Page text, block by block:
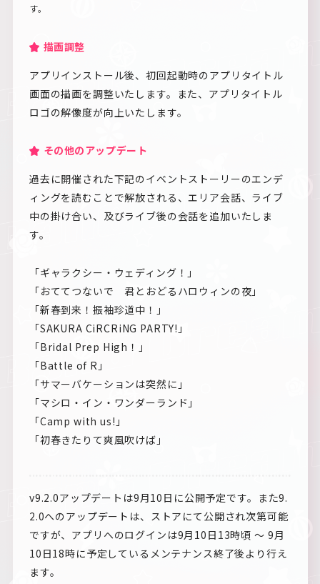
す。
描画調整
アプリインストール後、初回起動時のアプリタイトル
画面の描画を調整いたします。また、アプリタイトル
ロゴの解像度が向上いたします。
その他のアップデート
過去に開催された下記のイベントストーリーのエンデ
ィングを読むことで解放される、エリア会話、ライブ
中の掛け合い、及びライブ後の会話を追加いたしま
す。
「ギャラクシー・ウェディング！」
「おててつないで 君とおどるハロウィンの夜」
「新春到来！振袖珍道中！」
「SAKURA CiRCRiNG PARTY!」
「Bridal Prep High！」
「Battle of R」
「サマーバケーションは突然に」
「マシロ・イン・ワンダーランド」
「Camp with us!」
「初春きたりて爽風吹けば」
v9.2.0アップデートは9月10日に公開予定です。また9.
2.0へのアップデートは、ストアにて公開され次第可能
ですが、アプリへのログインは9月10日13時頃 ～ 9月
10日18時に予定しているメンテナンス終了後より行え
ます。